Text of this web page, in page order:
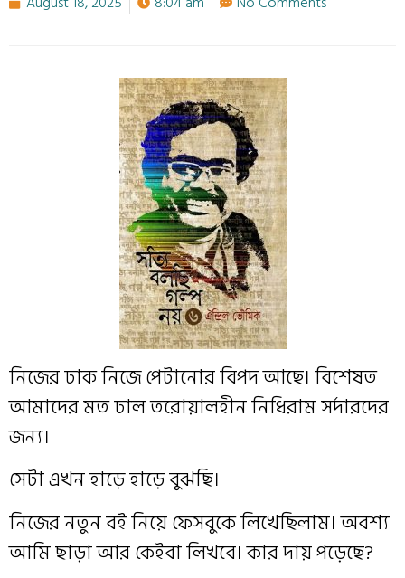
নিজের ঢাক নিজে পেটানোর বিপদ আছে। বিশেষত
আমাদের মত ঢাল তরোয়ালহীন নিধিরাম সর্দারদের
জন্য।
সেটা এখন হাড়ে হাড়ে বুঝছি।
নিজের নতুন বই নিয়ে ফেসবুকে লিখেছিলাম। অবশ্য
আমি ছাড়া আর কেইবা লিখবে। কার দায় পড়েছে?